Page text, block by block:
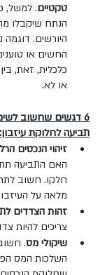
טקטיים. למשל,
הנתח שיקבלו
היורשים.
החשים או
כלכלית, זאת,
או לא.
6 דגשים שחשוב
תביעה לחלוקת עיזבון:
זיהוי הנכסים
האם התביעה
חלקו. חשוב
מלאה על
זהות הצדדים
צריכים להיות
שיקולי מס.
השלכות המס